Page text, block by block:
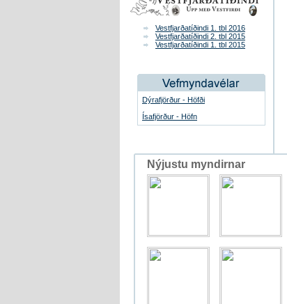
Vestfjarðatíðindi 1. tbl 2016
Vestfjarðatíðindi 2. tbl 2015
Vestfjarðatíðindi 1. tbl 2015
Dýrafjörður - Höfði
Ísafjörður - Höfn
Nýjustu myndirnar